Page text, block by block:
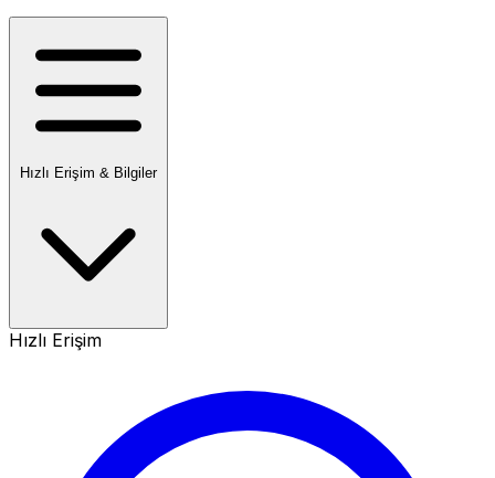
Hızlı Erişim & Bilgiler
Hızlı Erişim